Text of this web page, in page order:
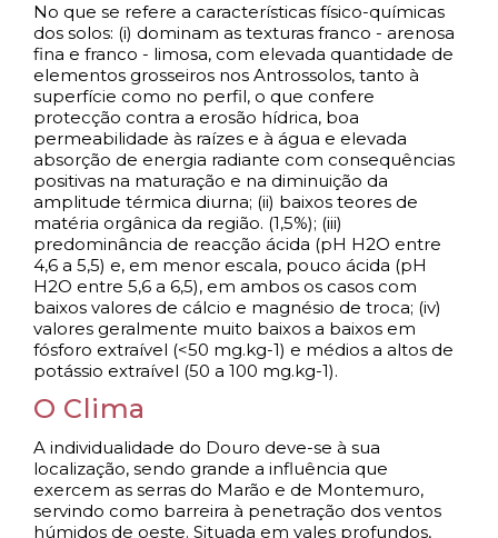
No que se refere a características físico-químicas
dos solos: (i) dominam as texturas franco - arenosa
fina e franco - limosa, com elevada quantidade de
elementos grosseiros nos Antrossolos, tanto à
superfície como no perfil, o que confere
protecção contra a erosão hídrica, boa
permeabilidade às raízes e à água e elevada
absorção de energia radiante com consequências
positivas na maturação e na diminuição da
amplitude térmica diurna; (ii) baixos teores de
matéria orgânica da região. (1,5%); (iii)
predominância de reacção ácida (pH H2O entre
4,6 a 5,5) e, em menor escala, pouco ácida (pH
H2O entre 5,6 a 6,5), em ambos os casos com
baixos valores de cálcio e magnésio de troca; (iv)
valores geralmente muito baixos a baixos em
fósforo extraível (<50 mg.kg-1) e médios a altos de
potássio extraível (50 a 100 mg.kg-1).
O Clima
A individualidade do Douro deve-se à sua
localização, sendo grande a influência que
exercem as serras do Marão e de Montemuro,
servindo como barreira à penetração dos ventos
húmidos de oeste. Situada em vales profundos,